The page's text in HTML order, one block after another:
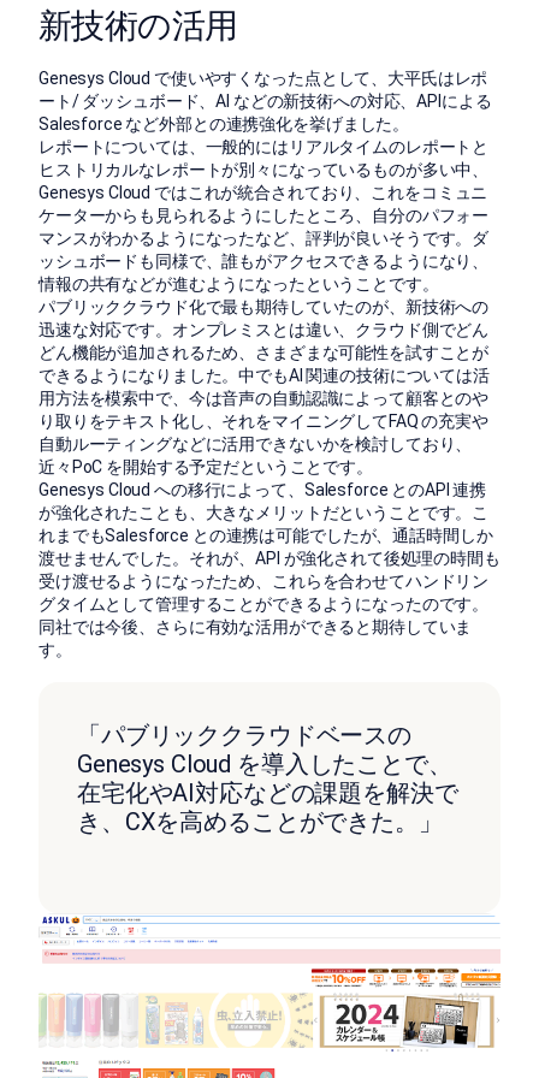
新技術の活用
Genesys Cloud で使いやすくなった点として、大平氏はレポ
ート/ ダッシュボード、AI などの新技術への対応、APIによる
Salesforce など外部との連携強化を挙げました。
レポートについては、一般的にはリアルタイムのレポートと
ヒストリカルなレポートが別々になっているものが多い中、
Genesys Cloud ではこれが統合されており、これをコミュニ
ケーターからも見られるようにしたところ、自分のパフォー
マンスがわかるようになったなど、評判が良いそうです。ダ
ッシュボードも同様で、誰もがアクセスできるようになり、
情報の共有などが進むようになったということです。
パブリッククラウド化で最も期待していたのが、新技術への
迅速な対応です。オンプレミスとは違い、クラウド側でどん
どん機能が追加されるため、さまざまな可能性を試すことが
できるようになりました。中でもAI 関連の技術については活
用方法を模索中で、今は音声の自動認識によって顧客とのや
り取りをテキスト化し、それをマイニングしてFAQ の充実や
自動ルーティングなどに活用できないかを検討しており、
近々PoC を開始する予定だということです。
Genesys Cloud への移行によって、Salesforce とのAPI 連携
が強化されたことも、大きなメリットだということです。こ
れまでもSalesforce との連携は可能でしたが、通話時間しか
渡せませんでした。それが、API が強化されて後処理の時間も
受け渡せるようになったため、これらを合わせてハンドリン
グタイムとして管理することができるようになったのです。
同社では今後、さらに有効な活用ができると期待していま
す。
「パブリッククラウドベースの
Genesys Cloud を導入したことで、
在宅化やAI対応などの課題を解決で
き、CXを高めることができた。」